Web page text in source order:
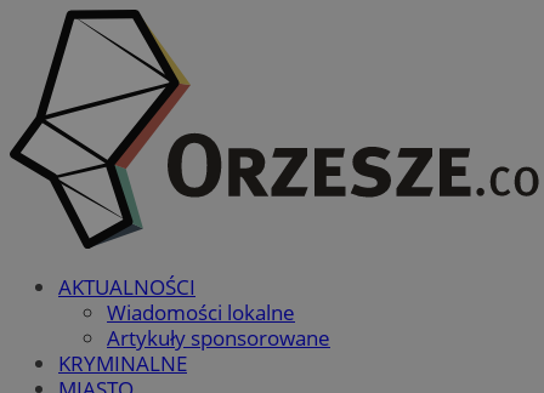
AKTUALNOŚCI
Wiadomości lokalne
Artykuły sponsorowane
KRYMINALNE